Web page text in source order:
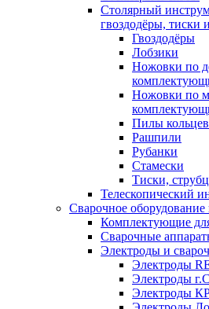
Столярный
гвоздодёры, тиски
Гвоздодёры
Лобзики
Ножовки по
Ножовки по
Пилы
Рашпили
Рубанки
Стамески
Тиски,
Телескопический
Сварочное
Комплектующие
Сварочные
Электроды и
Электроды
Электроды
Электроды